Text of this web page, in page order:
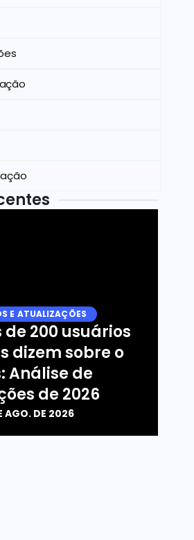
E ATUALIZAÇÕES
de 200 usuários
dizem sobre o
Análise de
de 2026
AGO. DE 2026